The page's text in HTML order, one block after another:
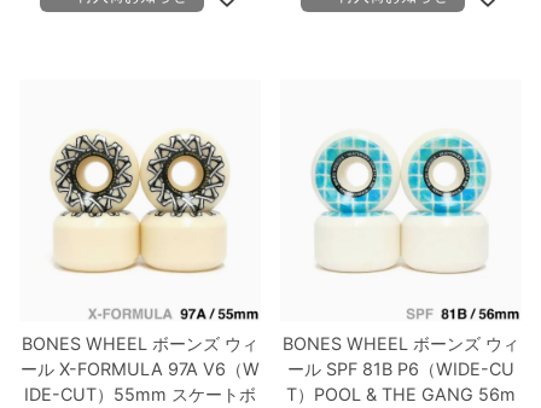
BONES WHEEL ボーンズ ウィ
ール X-FORMULA 97A V6（W
IDE-CUT） 55mm スケートボ
BONES WHEEL ボーンズ ウィ
ール SPF 81B P6（WIDE-CU
T） POOL & THE GANG 56m